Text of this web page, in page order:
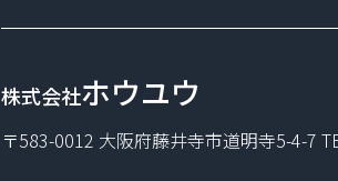
株式会社ホウユウ
〒583-0012 大阪府藤井寺市道明寺5-4-7